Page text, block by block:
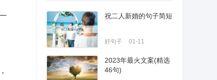
祝二人新婚的句子简短
好句子 01-11
2023年最火文案(精选
46句)